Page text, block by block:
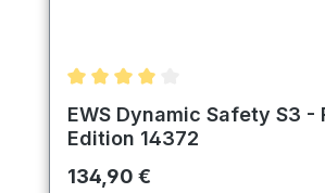
Durchschnittliche Bewertung
EWS Dynamic Safety S3 -
Edition 14372
Regulärer Preis:
134,90 €